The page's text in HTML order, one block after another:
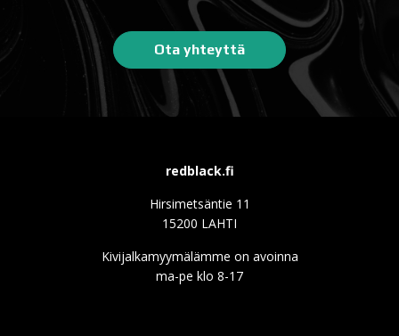
Ota yhteyttä
redblack.fi
Hirsimetsäntie 11
15200 LAHTI
Kivijalkamyymälämme on avoinna
ma-pe klo 8-17